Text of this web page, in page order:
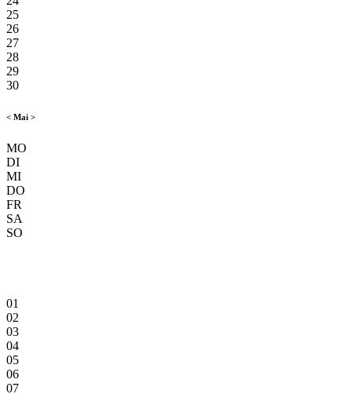
25
26
27
28
29
30
< Mai >
MO
DI
MI
DO
FR
SA
SO
01
02
03
04
05
06
07